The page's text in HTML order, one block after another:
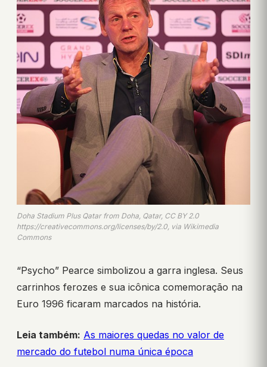
Doha Stadium Plus Qatar from Doha, Qatar, CC BY 2.0
https://creativecommons.org/licenses/by/2.0, via Wikimedia
Commons
“Psycho” Pearce simbolizou a garra inglesa. Seus
carrinhos ferozes e sua icônica comemoração na
Euro 1996 ficaram marcados na história.
Leia também: As maiores quedas no valor de
mercado do futebol numa única época